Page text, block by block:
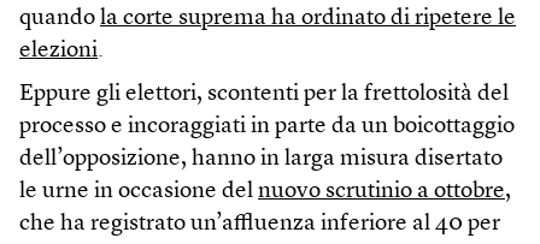
quando la corte suprema ha ordinato di ripetere le
elezioni.
Eppure gli elettori, scontenti per la frettolosità del
processo e incoraggiati in parte da un boicottaggio
dell’opposizione, hanno in larga misura disertato
le urne in occasione del nuovo scrutinio a ottobre,
che ha registrato un’affluenza inferiore al 40 per